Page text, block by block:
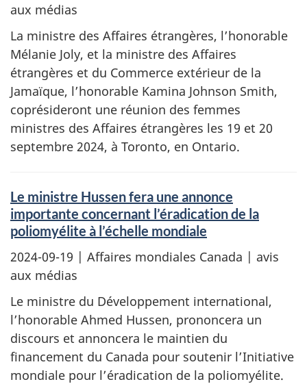
aux médias
La ministre des Affaires étrangères, l’honorable
Mélanie Joly, et la ministre des Affaires
étrangères et du Commerce extérieur de la
Jamaïque, l’honorable Kamina Johnson Smith,
coprésideront une réunion des femmes
ministres des Affaires étrangères les 19 et 20
septembre 2024, à Toronto, en Ontario.
Le ministre Hussen fera une annonce
importante concernant l’éradication de la
poliomyélite à l’échelle mondiale
2024-09-19 | Affaires mondiales Canada | avis
aux médias
Le ministre du Développement international,
l’honorable Ahmed Hussen, prononcera un
discours et annoncera le maintien du
financement du Canada pour soutenir l’Initiative
mondiale pour l’éradication de la poliomyélite.